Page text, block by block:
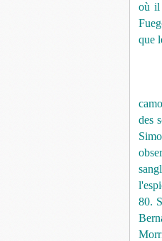
où il
que
des
80.